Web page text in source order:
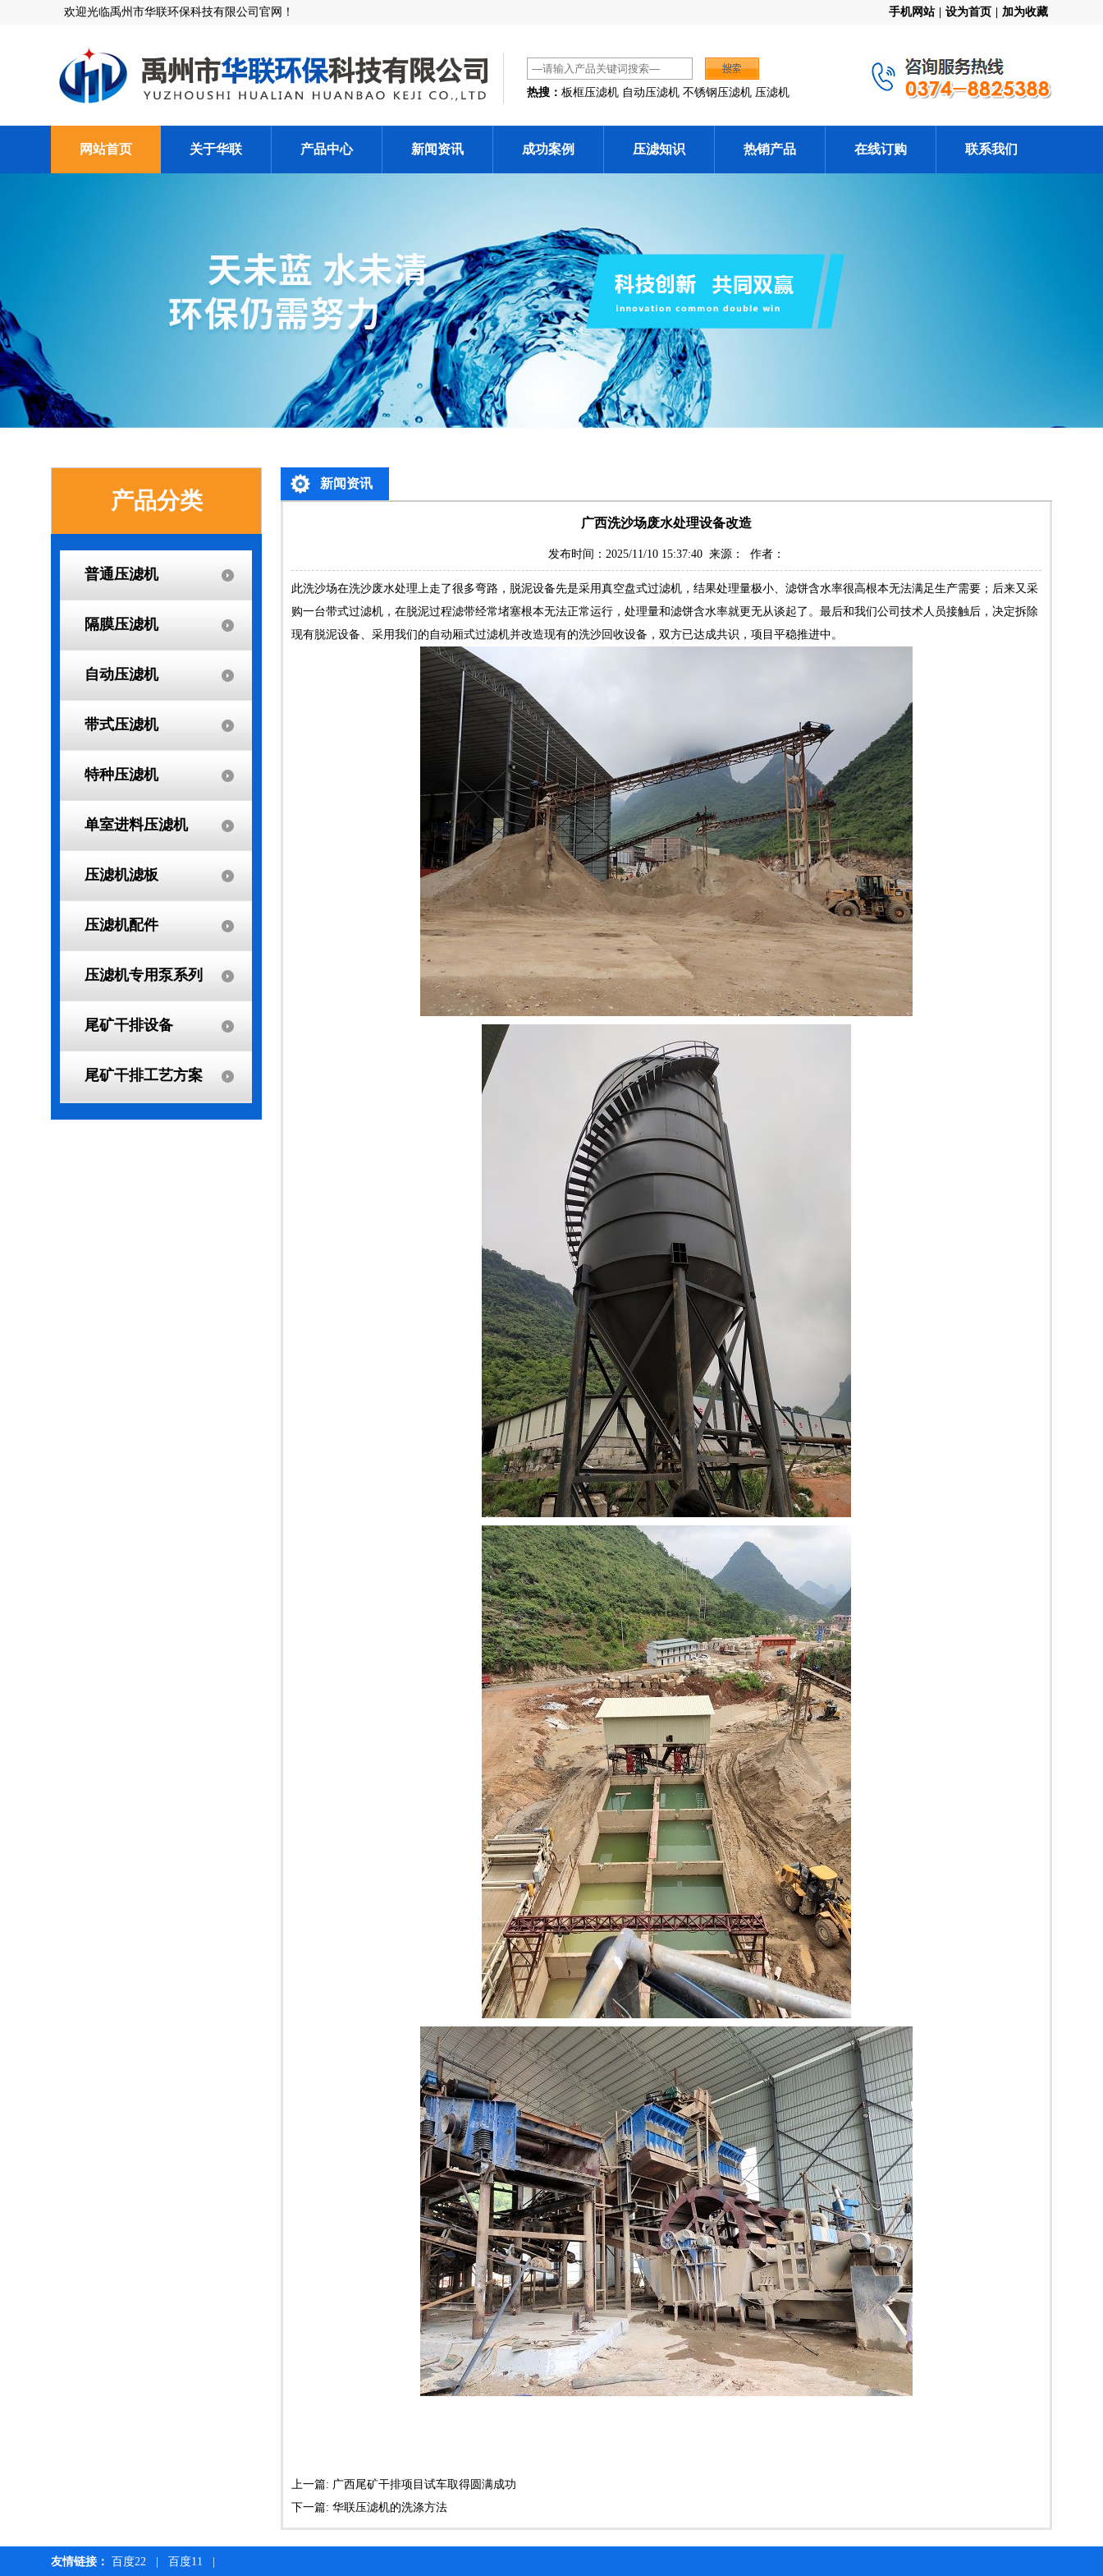
欢迎光临禹州市华联环保科技有限公司官网！ 手机网站 设为首页 加为收藏
热搜： 板框压滤机 自动压滤机 不锈钢压滤机 压滤机
网站首页 关于华联 产品中心 新闻资讯 成功案例 压滤知识 热销产品 在线订购 联系我们
新闻资讯
广西洗沙场废水处理设备改造
发布时间：2025/11/10 15:37:40 来源： 作者：
此洗沙场在洗沙废水处理上走了很多弯路，脱泥设备先是采用真空盘式过滤机，结果处理量极小、滤饼含水率很高根本无法满足生产需要；后来又采
购一台带式过滤机，在脱泥过程滤带经常堵塞根本无法正常运行，处理量和滤饼含水率就更无从谈起了。最后和我们公司技术人员接触后，决定拆除
现有脱泥设备、采用我们的自动厢式过滤机并改造现有的洗沙回收设备，双方已达成共识，项目平稳推进中。
上一篇: 广西尾矿干排项目试车取得圆满成功
下一篇: 华联压滤机的洗涤方法
产品分类
普通压滤机
隔膜压滤机
自动压滤机
带式压滤机
特种压滤机
单室进料压滤机
压滤机滤板
压滤机配件
压滤机专用泵系列
尾矿干排设备
尾矿干排工艺方案
友情链接： 百度22 百度11